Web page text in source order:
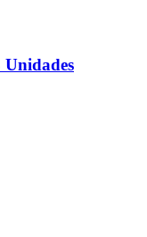
Unidades